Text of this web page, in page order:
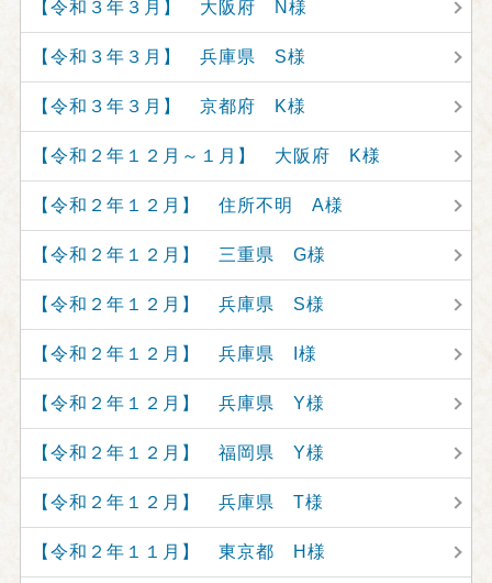
【令和３年３月】 大阪府 N様
【令和３年３月】 兵庫県 S様
【令和３年３月】 京都府 K様
【令和２年１２月～１月】 大阪府 K様
【令和２年１２月】 住所不明 A様
【令和２年１２月】 三重県 G様
【令和２年１２月】 兵庫県 S様
【令和２年１２月】 兵庫県 I様
【令和２年１２月】 兵庫県 Y様
【令和２年１２月】 福岡県 Y様
【令和２年１２月】 兵庫県 T様
【令和２年１１月】 東京都 H様